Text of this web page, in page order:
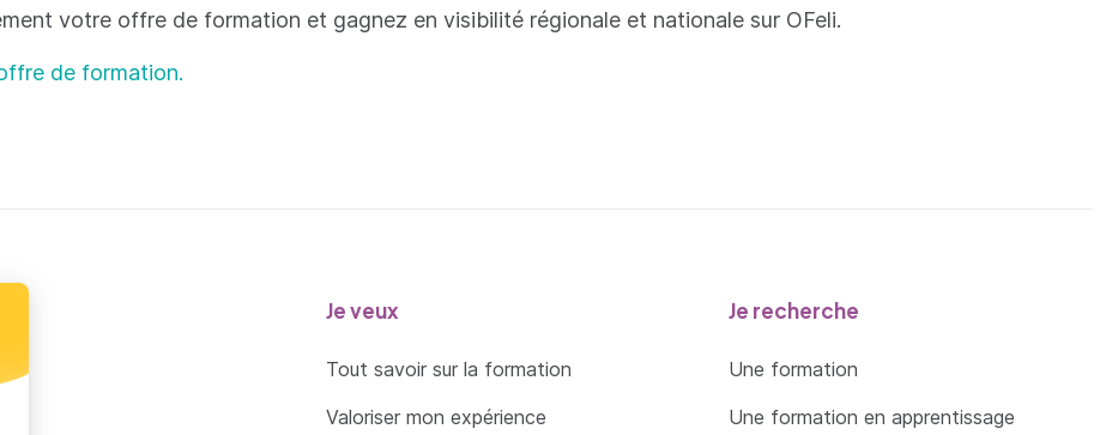
votre offre de formation et gagnez en visibilité régionale et nationale sur OFeli.
de formation.
Je veux
Tout savoir sur la formation
Valoriser mon expérience
Je recherche
Une formation
Une formation en apprentissage